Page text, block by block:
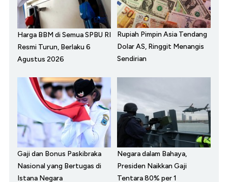
Harga BBM di Semua SPBU RI
Resmi Turun, Berlaku 6
Agustus 2026
Rupiah Pimpin Asia Tendang
Dolar AS, Ringgit Menangis
Sendirian
Gaji dan Bonus Paskibraka
Nasional yang Bertugas di
Istana Negara
Negara dalam Bahaya,
Presiden Naikkan Gaji
Tentara 80% per 1